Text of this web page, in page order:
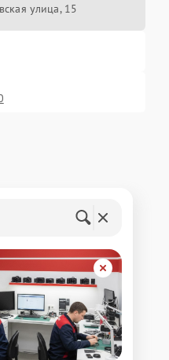
улица, 15